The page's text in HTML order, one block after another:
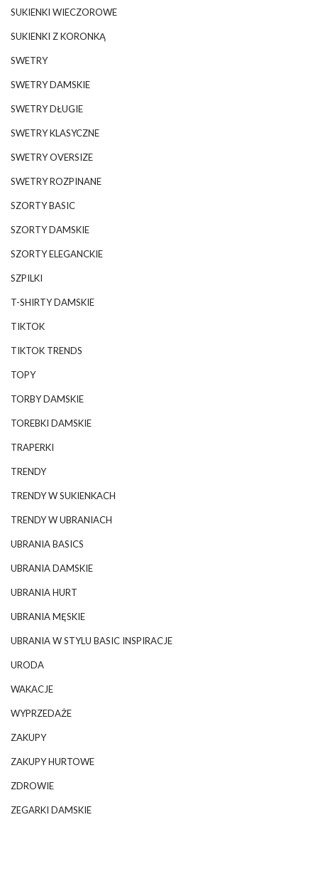
SUKIENKI WIECZOROWE
SUKIENKI Z KORONKĄ
SWETRY
SWETRY DAMSKIE
SWETRY DŁUGIE
SWETRY KLASYCZNE
SWETRY OVERSIZE
SWETRY ROZPINANE
SZORTY BASIC
SZORTY DAMSKIE
SZORTY ELEGANCKIE
SZPILKI
T-SHIRTY DAMSKIE
TIKTOK
TIKTOK TRENDS
TOPY
TORBY DAMSKIE
TOREBKI DAMSKIE
TRAPERKI
TRENDY
TRENDY W SUKIENKACH
TRENDY W UBRANIACH
UBRANIA BASICS
UBRANIA DAMSKIE
UBRANIA HURT
UBRANIA MĘSKIE
UBRANIA W STYLU BASIC INSPIRACJE
URODA
WAKACJE
WYPRZEDAŻE
ZAKUPY
ZAKUPY HURTOWE
ZDROWIE
ZEGARKI DAMSKIE